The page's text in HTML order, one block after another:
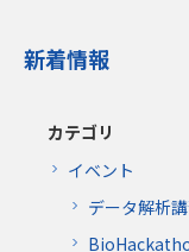
新着情報
カテゴリ
イベント
データ解析